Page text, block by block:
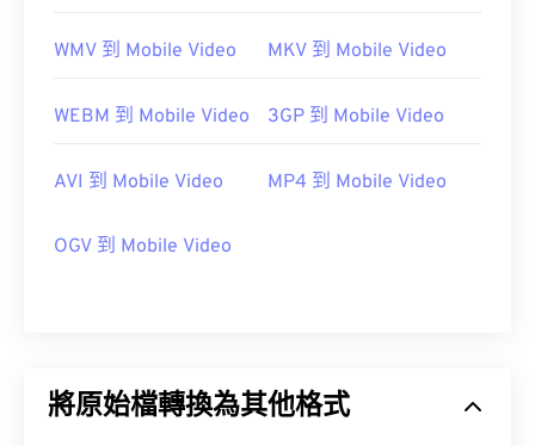
WMV 到 Mobile Video MKV 到 Mobile Video
WEBM 到 Mobile Video 3GP 到 Mobile Video
AVI 到 Mobile Video MP4 到 Mobile Video
OGV 到 Mobile Video
將原始檔轉換為其他格式